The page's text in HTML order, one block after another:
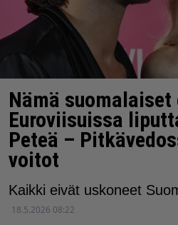
Nämä suomalaiset
Euroviisuissa
Peteä –
voitot
Kaikki eivät uskoneet
18.5.2026 08:22